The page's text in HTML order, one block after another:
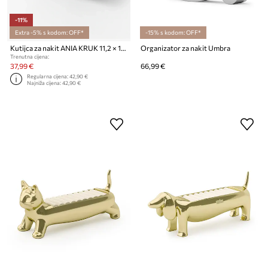
-11%
Extra -5% s kodom: OFF*
Trenutna cijena:
37,99 €
Regularna cijena:42,90 €
Najniža cijena:42,90 €
-15% s kodom: OFF*
Organizator za nakit Umbra
66,99 €